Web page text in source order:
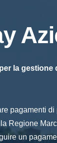
la gestione
pagamenti
Regione
un